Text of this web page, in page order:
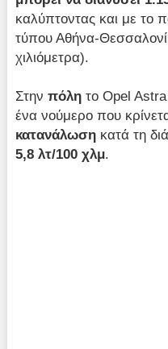
καλύπτοντας και με
τύπου Αθήνα-
χιλιόμετρα).
Στηνπόλη το Opel
ένα νούμερο που
κατανάλωση κατά τη
5,8 λτ/100 χλμ.